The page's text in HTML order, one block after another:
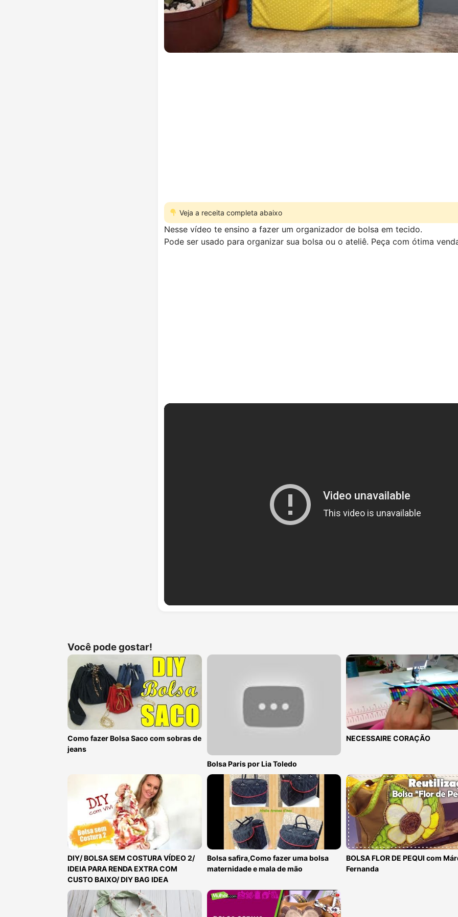
Veja a receita completa abaixo
Nesse vídeo te ensino a fazer um organizador de bolsa em tecido.
Pode ser usado para organizar sua bolsa ou o ateliê. Peça com ótima
Você pode gostar!
Como fazer Bolsa Saco com sobras de
jeans
Bolsa Paris por Lia Toledo
NECESSAIRE CORAÇÃO
DIY/ BOLSA SEM COSTURA VÍDEO 2/
IDEIA PARA RENDA EXTRA COM
CUSTO BAIXO/ DIY BAG IDEA
Bolsa safira,Como fazer uma bolsa
maternidade e mala de mão
BOLSA FLOR DE PEQUI com
Fernanda